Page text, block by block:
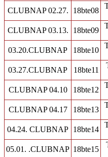
CLUBNAP 02.27. 18bte08
CLUBNAP 03.13. 18bte09
03.20.CLUBNAP 18bte10
03.27.CLUBNAP 18bte11
CLUBNAP 04.10 18bte12
CLUBNAP 04.17 18bte13
04.24. CLUBNAP 18bte14
05.01. .CLUBNAP 18bte15